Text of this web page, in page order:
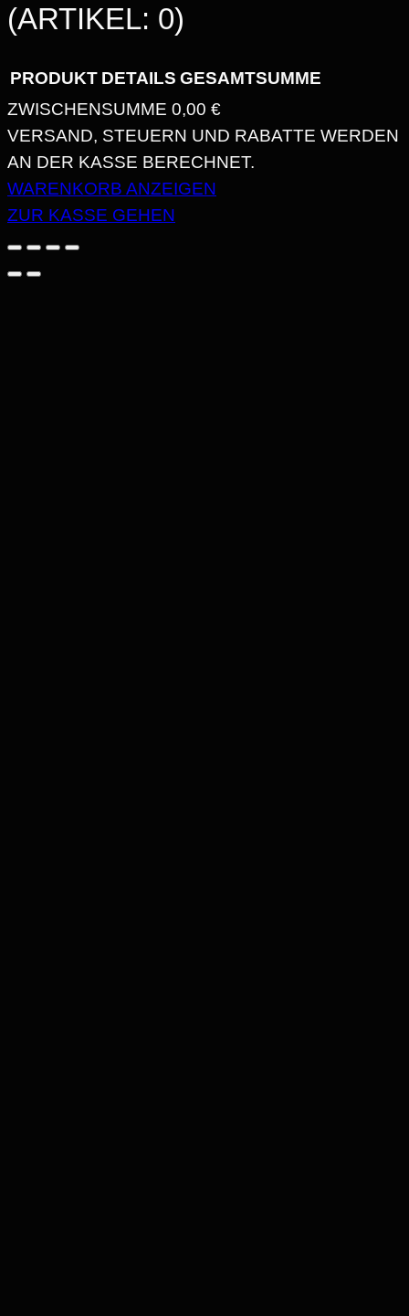
(ARTIKEL: 0)
PRODUKTE
IM
WARENKORB
PRODUKT DETAILS GESAMTSUMME
ZWISCHENSUMME 0,00 €
VERSAND, STEUERN UND RABATTE WERDEN
AN DER KASSE BERECHNET.
WARENKORB ANZEIGEN
ZUR KASSE GEHEN